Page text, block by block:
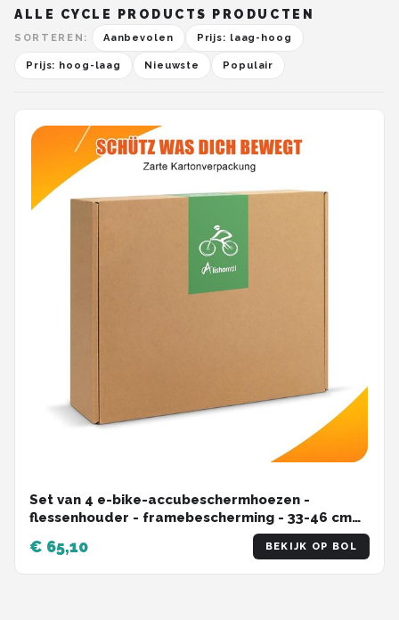
ALLE CYCLE PRODUCTS PRODUCTEN
SORTEREN: Aanbevolen Prijs: laag-hoog
Prijs: hoog-laag Nieuwste Populair
Set van 4 e-bike-accubeschermhoezen -
flessenhouder - framebescherming - 33-46 cm
omtrek - kou en vuil - carbon frame - looptijd
verlengen - lakbescherming
€ 65,10 BEKIJK OP BOL